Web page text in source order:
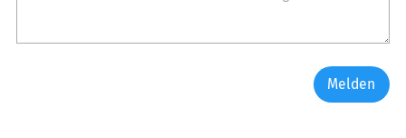
Melden